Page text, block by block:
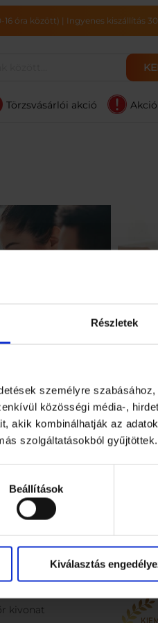
Részletek
személyre
közösségi média-,
akik kombinálhatják az
szolgáltatásokból gyűjtöttek.
Beállítások
Kiválasztás
16 óra között) | Ingyenes kiszállítás
Törzsvásárlói akció
kivonat